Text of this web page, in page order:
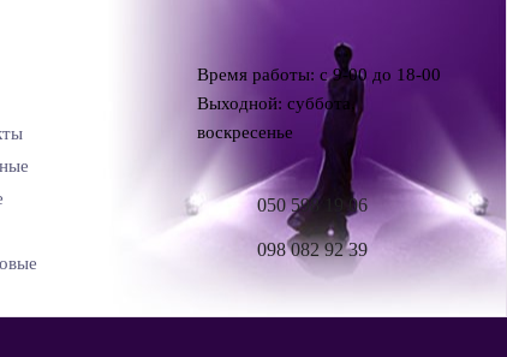
Время работы: с 9-00 до 18-00
Выходной: суббота,
воскресенье
050 598 19 06
098 082 92 39